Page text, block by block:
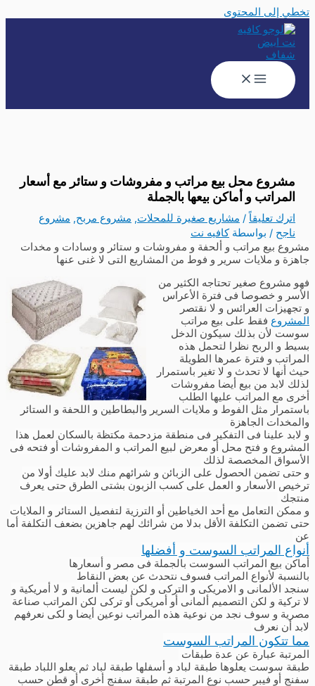
تخطي إلى المحتوى
مشروع محل بيع مراتب و مفروشات و ستائر مع أسعار
المراتب و أماكن بيعها بالجملة
اترك تعليقاً / مشاريع صغيرة للمحلات, مشروع مربح, مشروع
ناجح / بواسطة كافيه نت
مشروع بيع مراتب و ألحفة و مفروشات و ستائر و وسادات و مخدات
جاهزة و ملايات سرير و فوط من المشاريع التى لا غنى عنها
فهو مشروع صغير تحتاجه الكثير من
الأسر و خصوصا فى فترة الأعراس
و تجهيزات العرائس و لا نقتصر
المشروع فقط على بيع مراتب
سوست لأن بذلك سيكون الدخل
بسيط و الربح نظرا لتحمل هذه
المراتب و فترة عمرها الطويلة
حيث أنها لا تحدث و لا تغير باستمرار
لذلك لابد من بيع أيضا مفروشات
أخرى مع المراتب عليها الطلب
باستمرار مثل الفوط و ملايات السرير والبطاطين و اللحفة و الستائر
والمخدات الجاهزة
و لابد علينا فى التفكير فى منطقة مزدحمة مكتظة بالسكان لعمل هذا
المشروع و فتح محل أو معرض لبيع المراتب و المفروشات أو فتحه فى
الأسواق المخصصة لذلك
و حتى تضمن الحصول على الزبائن و شرائهم منك لابد عليك أولا من
ترخيص الأسعار و العمل على كسب الزبون بشتى الطرق حتى يعرف
منتجك
و ممكن التعامل مع أحد الخياطين أو الترزية لتفصيل الستائر و الملايات
حتى تضمن التكلفة الأقل بدلا من شرائك لهم جاهزين بضعف التكلفة أما
عن
أنواع المراتب السوست و أفضلها
أماكن بيع المراتب السوست بالجملة فى مصر و أسعارها
بالنسبة لأنواع المراتب فسوف نتحدث عن بعض النقاط
سنجد الألمانى و الامريكى و التركى و لكن ليست ألمانية و لا أمريكية و
لا تركية و لكن التصميم ألمانى أو أمريكى أو تركى لكن المراتب صناعة
مصرية و سوف نجد من نوعية هذه المراتب نوعين أيضا و لكى نعرفهم
لابد أن نعرف
مما تتكون المراتب السوست
المرتبة عبارة عن عدة طبقات
طبقة سوست يعلوها طبقة لباد و أسفلها طبقة لباد ثم يعلو اللباد طبقة
سفنج أو فيبر حسب نوع المرتبة ثم طبقة سفنج أخرى أو قطن حسب